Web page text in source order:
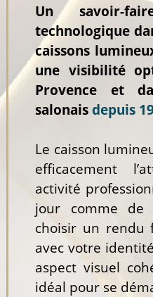
Un savoir-
technologique
caissons
une visibilité
Provence et
salonaisdepuis
Le caisson
efficacement
activité
jour comme de
choisir un rendu
avec votre
aspect visuel
idéal pour se